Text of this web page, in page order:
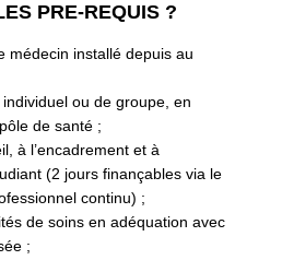
PRE-REQUIS ?
médecin installé depuis au
ou de groupe, en
de santé ;
à l’encadrement et à
(2 jours finançables via le
continu) ;
de soins en adéquation avec
;